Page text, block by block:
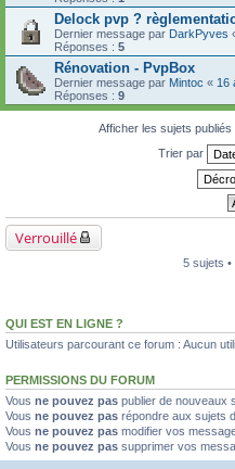
Delock pvp ?
Dernier message par DarkPyves
Réponses : 5
Rénovation - PvpBox
Dernier message par Mintoc « 16
Réponses : 9
Afficher les sujets publiés
Trier par
Verrouillé
5 sujets •
QUI EST EN LIGNE ?
Utilisateurs parcourant ce forum : Aucun
PERMISSIONS DU FORUM
Vous ne pouvez pas publier de nouveaux
Vous ne pouvez pas répondre aux sujets
Vous ne pouvez pas modifier vos
Vous ne pouvez pas supprimer vos